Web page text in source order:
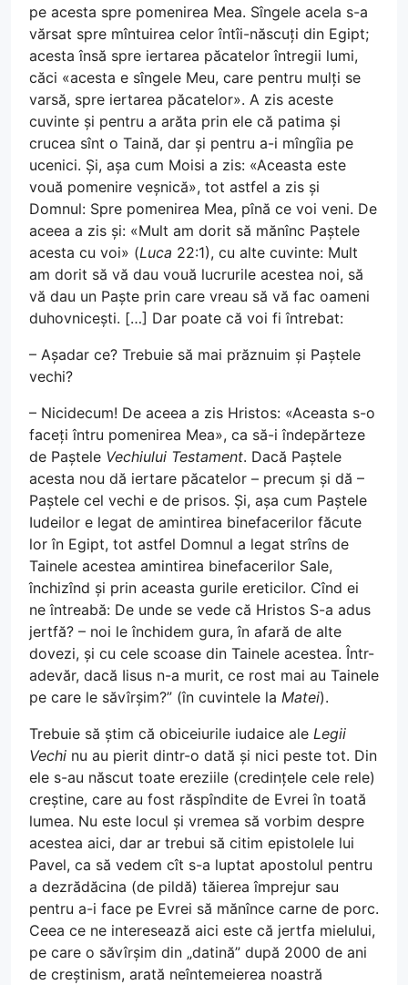
pe acesta spre pomenirea Mea. Sîngele acela s-a
vărsat spre mîntuirea celor întîi-născuți din Egipt;
acesta însă spre iertarea păcatelor întregii lumi,
căci «acesta e sîngele Meu, care pentru mulți se
varsă, spre iertarea păcatelor». A zis aceste
cuvinte și pentru a arăta prin ele că patima și
crucea sînt o Taină, dar și pentru a-i mîngîia pe
ucenici. Și, așa cum Moisi a zis: «Aceasta este
vouă pomenire veșnică», tot astfel a zis și
Domnul: Spre pomenirea Mea, pînă ce voi veni. De
aceea a zis și: «Mult am dorit să mănînc Paștele
acesta cu voi» (Luca 22:1), cu alte cuvinte: Mult
am dorit să vă dau vouă lucrurile acestea noi, să
vă dau un Paște prin care vreau să vă fac oameni
duhovnicești. […] Dar poate că voi fi întrebat:
– Așadar ce? Trebuie să mai prăznuim și Paștele
vechi?
– Nicidecum! De aceea a zis Hristos: «Aceasta s-o
faceți întru pomenirea Mea», ca să-i îndepărteze
de Paștele Vechiului Testament. Dacă Paștele
acesta nou dă iertare păcatelor – precum și dă –
Paștele cel vechi e de prisos. Și, așa cum Paștele
Iudeilor e legat de amintirea binefacerilor făcute
lor în Egipt, tot astfel Domnul a legat strîns de
Tainele acestea amintirea binefacerilor Sale,
închizînd și prin aceasta gurile ereticilor. Cînd ei
ne întreabă: De unde se vede că Hristos S-a adus
jertfă? – noi le închidem gura, în afară de alte
dovezi, și cu cele scoase din Tainele acestea. Într-
adevăr, dacă Iisus n-a murit, ce rost mai au Tainele
pe care le săvîrșim?” (în cuvintele la Matei).
Trebuie să știm că obiceiurile iudaice ale Legii
Vechi nu au pierit dintr-o dată și nici peste tot. Din
ele s-au născut toate ereziile (credințele cele rele)
creștine, care au fost răspîndite de Evrei în toată
lumea. Nu este locul și vremea să vorbim despre
acestea aici, dar ar trebui să citim epistolele lui
Pavel, ca să vedem cît s-a luptat apostolul pentru
a dezrădăcina (de pildă) tăierea împrejur sau
pentru a-i face pe Evrei să mănînce carne de porc.
Ceea ce ne interesează aici este că jertfa mielului,
pe care o săvîrșim din „datină” după 2000 de ani
de creștinism, arată neîntemeierea noastră